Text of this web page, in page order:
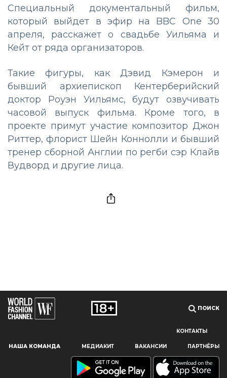
Наш сайт использует файлы cookie и похожие технологии,
чтобы гарантировать максимальное удобство
пользователям, предоставляя персонализированную
информацию, запоминая предпочтения в области
Специальный документальный фильм,
который выйдет в эфир на BBC One 30
апреля, расскажет о свадьбе Уильяма и
Кейт от ряда организаторов.
Такие фигуры, как Дэвид Кэмерон и
бывший архиепископ Кентерберийский
доктор Роуэн Уильямс, будут озвучивать
часовой выпуск фильма. Кроме того, в
проекте примут участие композитор Джон
Риттер, флорист Шейн Коннолли и бывший
тренер сборной Англии по регби сэр Клайв
Вудворд и другие лица.
ПОИСК
КОНТАКТЫ
НАША КОМАНДА МЕДИАКИТ ВАКАНСИИ ПАРТНЁРЫ